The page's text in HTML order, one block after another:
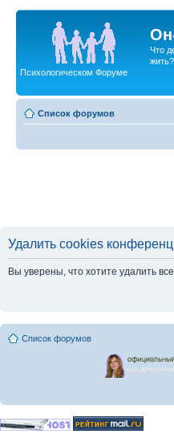
Что
Психологическом Форуме
Список форумов
Удалить cookies
Вы уверены, что хотите удалить
Список форумов